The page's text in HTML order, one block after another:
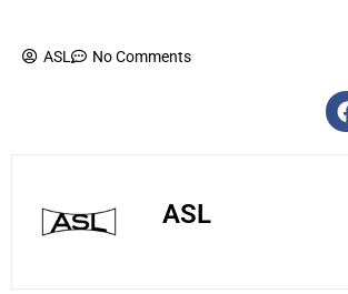
ASL No Comments
ASL